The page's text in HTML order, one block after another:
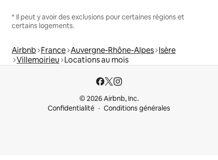
* Il peut y avoir des exclusions pour certaines régions et
certains logements.
Airbnb France Auvergne-Rhône-Alpes Isère
Villemoirieu Locations au mois
© 2026 Airbnb, Inc.
Confidentialité
Conditions générales